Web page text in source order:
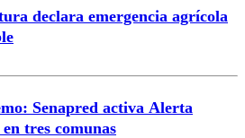
declara emergencia agrícola
Senapred activa Alerta
tres comunas